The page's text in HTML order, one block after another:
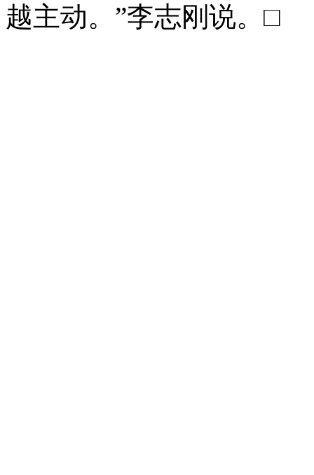
越主动。”李志刚说。□